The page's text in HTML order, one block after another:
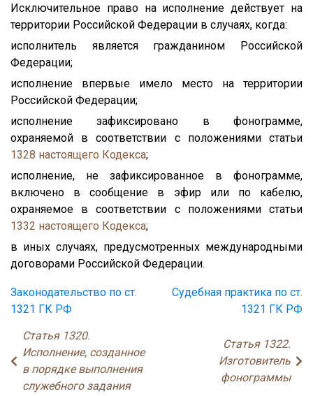
Исключительное право на исполнение действует на
территории Российской Федерации в случаях, когда:
исполнитель является гражданином Российской
Федерации;
исполнение впервые имело место на территории
Российской Федерации;
исполнение зафиксировано в фонограмме,
охраняемой в соответствии с положениями статьи
1328 настоящего Кодекса;
исполнение, не зафиксированное в фонограмме,
включено в сообщение в эфир или по кабелю,
охраняемое в соответствии с положениями статьи
1332 настоящего Кодекса;
в иных случаях, предусмотренных международными
договорами Российской Федерации.
Законодательство по ст.
1321 ГК РФ
Судебная практика по ст.
1321 ГК РФ
Статья 1320.
Исполнение, созданное
в порядке выполнения
служебного задания
Статья 1322.
Изготовитель
фонограммы